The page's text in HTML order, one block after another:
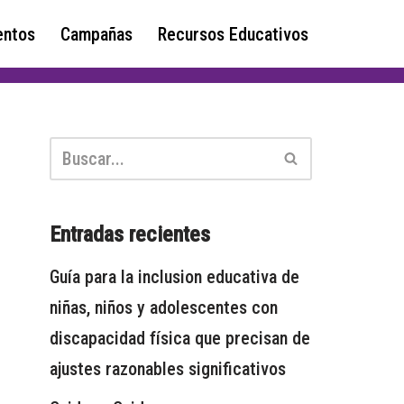
Campañas Recursos Educativos
Entradas recientes
Guía para la inclusion educativa de
niñas, niños y adolescentes con
discapacidad física que precisan de
ajustes razonables significativos